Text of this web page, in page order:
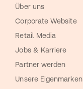
Über uns
Corporate Website
Retail Media
Jobs & Karriere
Partner werden
Unsere Eigenmarken